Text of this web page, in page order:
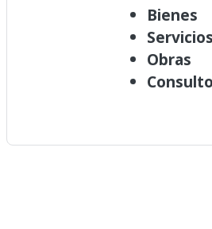
Bienes
Servicios
Obras